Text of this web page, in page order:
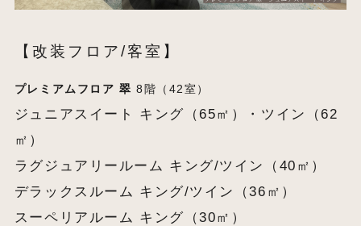
【改装フロア/客室】
プレミアムフロア 翠8階（42室）
ジュニアスイート キング（65㎡）・ツイン（62
㎡）
ラグジュアリールーム キング/ツイン（40㎡）
デラックスルーム キング/ツイン（36㎡）
スーペリアルーム キング（30㎡）